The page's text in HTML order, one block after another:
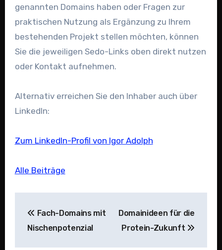
genannten Domains haben oder Fragen zur
praktischen Nutzung als Ergänzung zu Ihrem
bestehenden Projekt stellen möchten, können
Sie die jeweiligen Sedo-Links oben direkt nutzen
oder Kontakt aufnehmen.
Alternativ erreichen Sie den Inhaber auch über
LinkedIn:
Zum LinkedIn-Profil von Igor Adolph
Alle Beiträge
Fach-Domains mit
Nischenpotenzial
Domainideen für die
Protein-Zukunft